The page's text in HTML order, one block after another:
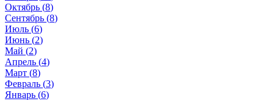
Октябрь (8)
Сентябрь (8)
Июль (6)
Июнь (2)
Май (2)
Апрель (4)
Март (8)
Февраль (3)
Январь (6)